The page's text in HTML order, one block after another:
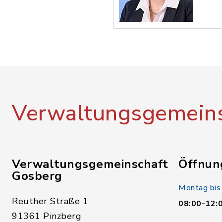
Verwaltungsgemeinschaft
Gosberg
Reuther Straße 1
91361 Pinzberg
Montag
08:00-